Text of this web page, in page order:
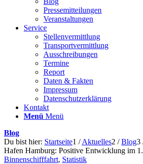
Pressemitteilungen
Veranstaltungen
Service
Stellenvermittlung
Transportvermittlung
Ausschreibungen
Termine
Report
Daten & Fakten
Impressum
Datenschutzerklärung
Kontakt
Menü Menü
Blog
Du bist hier: Startseite1 / Aktuelles2 / Blog3
Hafen Hamburg: Positive Entwicklung im
Binnenschifffahrt, Statistik